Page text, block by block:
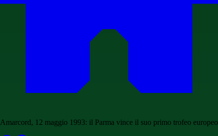
Amarcord, 12 maggio 1993: il Parma vince il suo primo trofeo europeo